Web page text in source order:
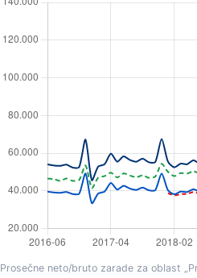
Prosečne neto/bruto zarade za oblast